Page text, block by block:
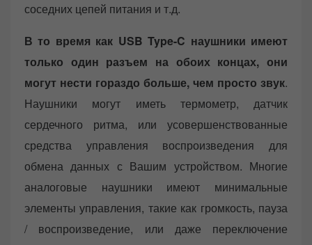
соседних цепей питания и т.д.
В то время как USB Type-C наушники имеют
только один разъем на обоих концах, они
могут нести гораздо больше, чем просто звук.
Наушники могут иметь термометр, датчик
сердечного ритма, или усовершенствованные
средства управления воспроизведения для
обмена данных с Вашим устройством. Многие
аналоговые наушники имеют минимальные
элементы управления, такие как громкость, пауза
/ воспроизведение, или даже переключение